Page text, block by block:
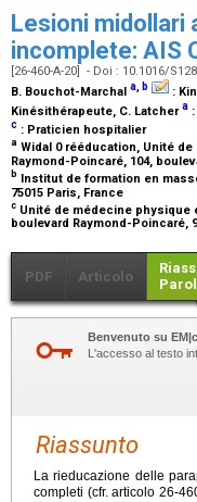
Lesioni midollari
incomplete: AIS
[26-460-A-20] - Doi : 10.1016/
B. Bouchot-Marchal a, b :
Kinésithérapeute, C. Latchera :
c : Praticien hospitalier
a Widal 0 rééducation, Unité
Raymond-Poincaré, 104,
b Institut de formation en
75015 Paris, France
c Unité de médecine physique
boulevard Raymond-Poincaré,
PDF Articolo
Benvenuto su
L'accesso al testo
Riassunto
La rieducazione delle
completi (cfr. articolo 26-